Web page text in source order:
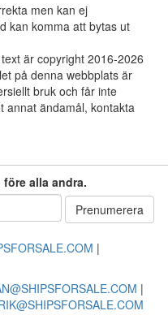
men kan ej
kan komma att bytas ut
är copyright 2016-2026
på denna webbplats är
bruk och får inte
annat ändamål, kontakta
alla andra.
|
|